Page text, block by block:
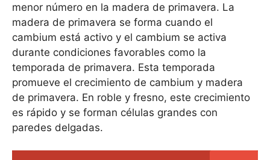
menor número en la madera de primavera. La
madera de primavera se forma cuando el
cambium está activo y el cambium se activa
durante condiciones favorables como la
temporada de primavera. Esta temporada
promueve el crecimiento de cambium y madera
de primavera. En roble y fresno, este crecimiento
es rápido y se forman células grandes con
paredes delgadas.